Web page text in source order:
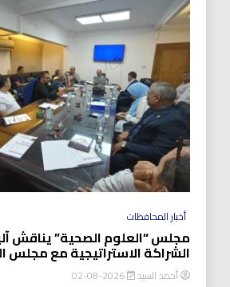
أخبار المحافظات
مجلس “العلوم الصحية” يناقش
الشراكة الاستراتيجية مع مجلس
أحمد السيد 2026-08-02